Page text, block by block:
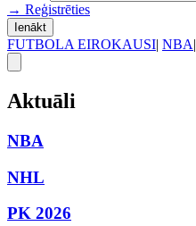
→ Reģistrēties
Ienākt
FUTBOLA EIROKAUSI| NBA|
Aktuāli
NBA
NHL
PK 2026